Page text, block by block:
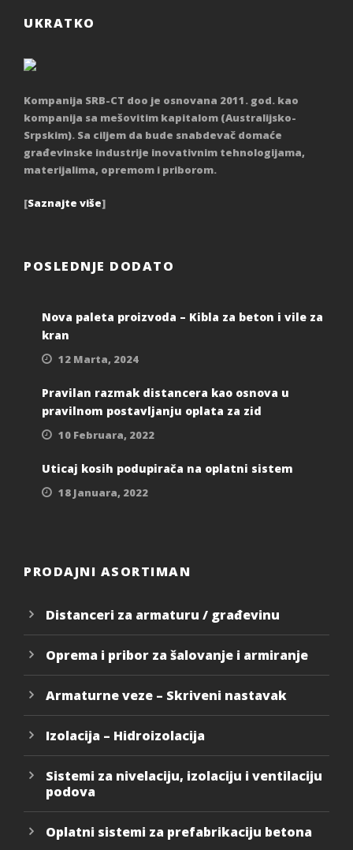
UKRATKO
Kompanija SRB-CT doo je osnovana 2011. god. kao
kompanija sa mešovitim kapitalom (Australijsko-
Srpskim). Sa ciljem da bude snabdevač domaće
građevinske industrije inovativnim tehnologijama,
materijalima, opremom i priborom.
[Saznajte više]
POSLEDNJE DODATO
Nova paleta proizvoda – Kibla za beton i vile za
kran
12 Marta, 2024
Pravilan razmak distancera kao osnova u
pravilnom postavljanju oplata za zid
10 Februara, 2022
Uticaj kosih podupirača na oplatni sistem
18 Januara, 2022
PRODAJNI ASORTIMAN
Distanceri za armaturu / građevinu
Oprema i pribor za šalovanje i armiranje
Armaturne veze – Skriveni nastavak
Izolacija – Hidroizolacija
Sistemi za nivelaciju, izolaciju i ventilaciju
podova
Oplatni sistemi za prefabrikaciju betona